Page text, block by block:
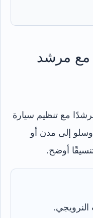
مع مرشد
مع تنظيم سيارة
إلى مدن أو
أوضح.